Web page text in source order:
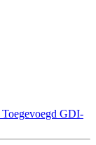
Toegevoegd GDI-